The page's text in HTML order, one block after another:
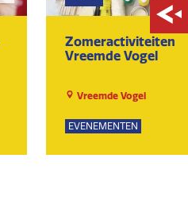
Zomeractiviteiten
Vreemde Vogel
Vreemde Vogel
EVENEMENTEN